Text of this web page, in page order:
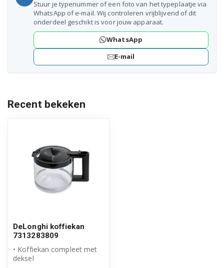
Stuur je typenummer of een foto van het typeplaatje via
WhatsApp of e-mail. Wij controleren vrijblijvend of dit
onderdeel geschikt is voor jouw apparaat.
WhatsApp
E-mail
Recent bekeken
DeLonghi koffiekan
7313283809
• Koffiekan compleet met
deksel